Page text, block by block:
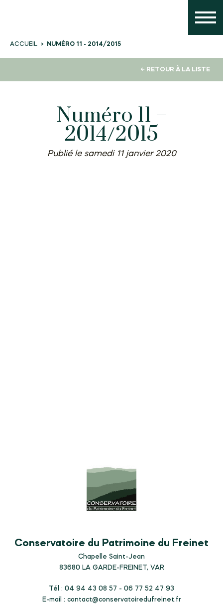
ACCUEIL NUMÉRO 11 - 2014/2015
← RETOUR À LA LISTE
Numéro 11 –
2014/2015
Publié le samedi 11 janvier 2020
Conservatoire du Patrimoine du Freinet
Chapelle Saint-Jean
83680 LA GARDE-FREINET, VAR
Tél : 04 94 43 08 57 - 06 77 52 47 93
E-mail : contact@conservatoiredufreinet.fr